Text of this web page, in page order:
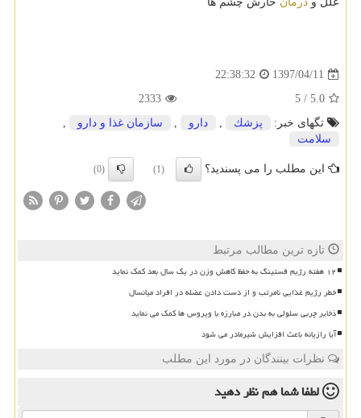
1397/04/11
22:38:32
5.0
/
5
2333
تگهای خبر:
پزشك , دارو , سازمان غذا و دارو
,
سلامت
این مطلب را می پسندید؟ (1)
(0)
تازه ترین مطالب مرتبط
۱۲ هفته رژیم فستینگ به حفظ کاهش وزن در یک سال بعد کمک نماید
خطر رژیم غذایی نامرتب و از دست دادن عضله در افراد میانسال
ذخایر چربی سلولی به بدن در مبارزه با ویروس ها کمک می نماید
آیا رازیانه باعث افزایش شیرمادر می شود
نظرات بینندگان در مورد این مطلب
لطفا شما همنظر دهید